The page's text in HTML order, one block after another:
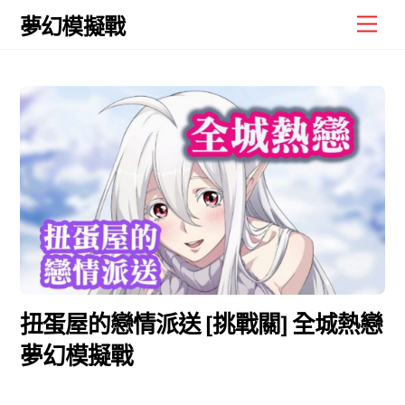
Skip
夢幻模擬戰
扭蛋屋的戀情派送 [挑戰關] 全城熱戀
夢幻模擬戰